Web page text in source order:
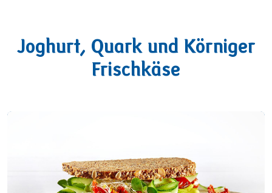
Joghurt, Quark und Körniger
Frischkäse